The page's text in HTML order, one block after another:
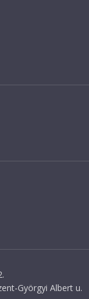
Györgyi Albert u.